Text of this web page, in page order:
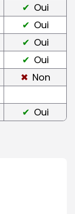
Oui
Oui
Oui
Oui
Non
Oui